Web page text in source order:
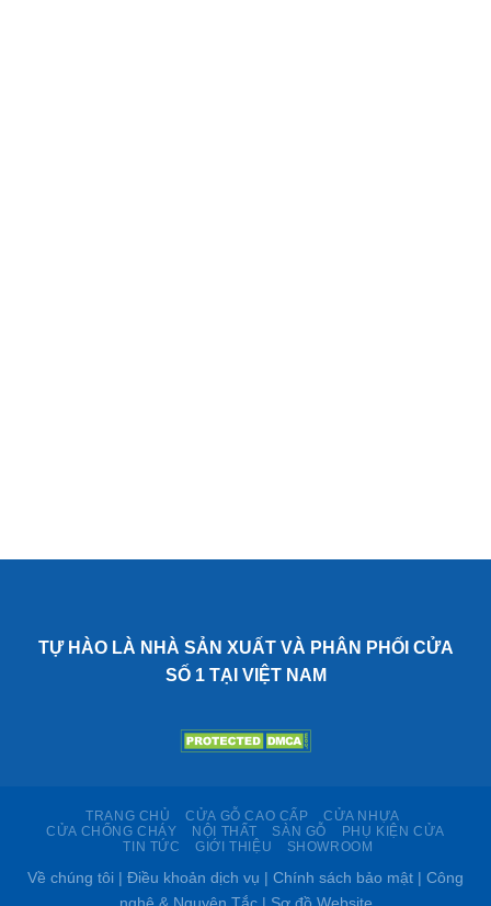
TỰ HÀO LÀ NHÀ SẢN XUẤT VÀ PHÂN PHỐI CỬA
SỐ 1 TẠI VIỆT NAM
TRANG CHỦ CỬA GỖ CAO CẤP
CỬA NHỰA
CỬA CHỐNG CHÁY
NỘI THẤT SÀN GỖ
PHỤ KIỆN CỬA
TIN TỨC
GIỚI THIỆU SHOWROOM
Về chúng tôi | Điều khoản dịch vụ | Chính sách bảo mật | Công
nghệ & Nguyên Tắc | Sơ đồ Website